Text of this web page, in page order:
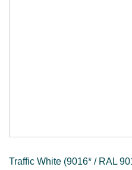
Traffic White (9016* / RAL